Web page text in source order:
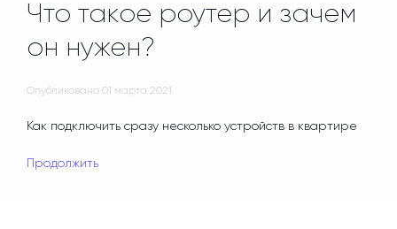
Что такое роутер и зачем
он нужен?
Опубликовано 01 марта 2021 .
Как подключить сразу несколько устройств в квартире
Продолжить